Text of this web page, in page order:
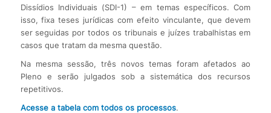
Dissídios Individuais (SDI-1) – em temas específicos. Com
isso, fixa teses jurídicas com efeito vinculante, que devem
ser seguidas por todos os tribunais e juízes trabalhistas em
casos que tratam da mesma questão.
Na mesma sessão, três novos temas foram afetados ao
Pleno e serão julgados sob a sistemática dos recursos
repetitivos.
Acesse a tabela com todos os processos.